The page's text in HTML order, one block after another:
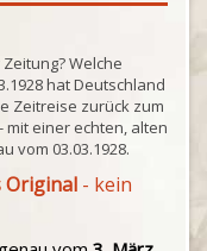
Welche
hat Deutschland
Zeitreise zurück zum
mit einer echten, alten
vom 03.03.1928.
Original - kein